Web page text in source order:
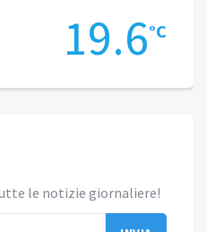
16.1°C
le notizie giornaliere!